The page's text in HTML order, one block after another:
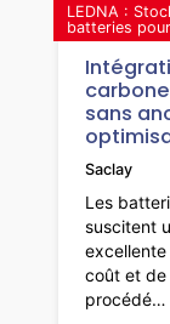
sans
LEDNA :
batteries
Saclay
Les
suscitent
coût et de
procédé…